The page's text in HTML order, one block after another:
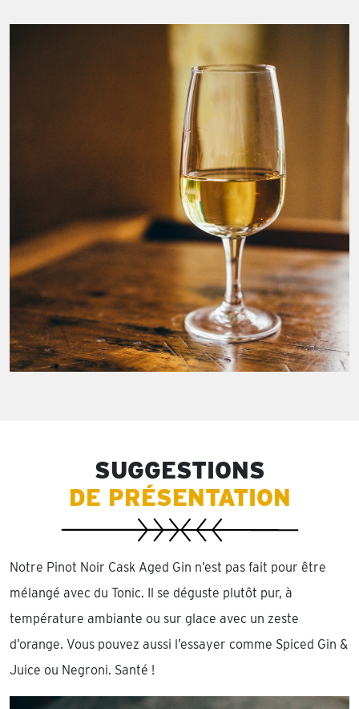
SUGGESTIONS
DE PRÉSENTATION
Notre Pinot Noir Cask Aged Gin n’est pas fait pour être
mélangé avec du Tonic. Il se déguste plutôt pur, à
température ambiante ou sur glace avec un zeste
d’orange. Vous pouvez aussi l’essayer comme Spiced Gin &
Juice ou Negroni. Santé !